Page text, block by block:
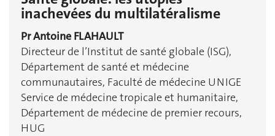
inachevées du multilatéralisme
Pr Antoine FLAHAULT
Directeur de l’Institut de santé globale (ISG),
Département de santé et médecine
communautaires, Faculté de médecine UNIGE
Service de médecine tropicale et humanitaire,
Département de médecine de premier recours,
HUG